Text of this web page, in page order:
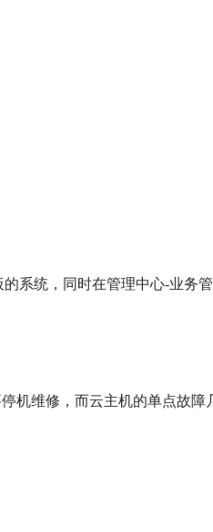
系统，同时在管理中心-业务
机维修，而云主机的单点故障